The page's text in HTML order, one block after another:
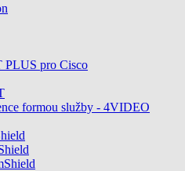
pro Cisco
formou služby - 4VIDEO